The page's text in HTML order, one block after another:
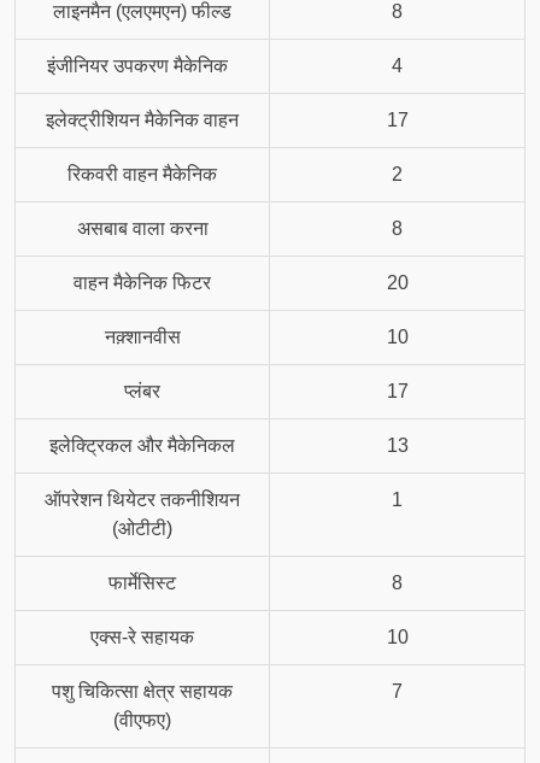
लाइनमैन (एलएमएन) फील्ड 8
इंजीनियर उपकरण मैकेनिक 4
इलेक्ट्रीशियन मैकेनिक वाहन 17
रिकवरी वाहन मैकेनिक 2
असबाब वाला करना 8
वाहन मैकेनिक फिटर 20
नक़्शानवीस 10
प्लंबर 17
इलेक्ट्रिकल और मैकेनिकल 13
ऑपरेशन थियेटर तकनीशियन
(ओटीटी)
1
फार्मेसिस्ट 8
एक्स-रे सहायक 10
पशु चिकित्सा क्षेत्र सहायक
(वीएफए)
7